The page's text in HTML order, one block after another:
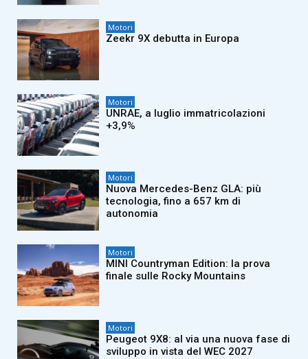
Motori
Zeekr 9X debutta in Europa
Motori
UNRAE, a luglio immatricolazioni
+3,9%
Motori
Nuova Mercedes-Benz GLA: più
tecnologia, fino a 657 km di
autonomia
Motori
MINI Countryman Edition: la prova
finale sulle Rocky Mountains
Motori
Peugeot 9X8: al via una nuova fase di
sviluppo in vista del WEC 2027